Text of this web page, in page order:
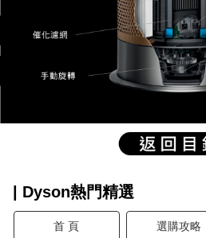
| Dyson熱門精選
首 頁 選購攻略